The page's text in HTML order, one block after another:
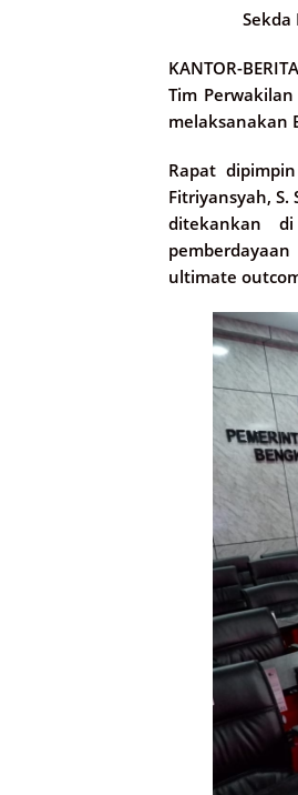
Sekda
KANTOR-
Tim
melaksanakan
Rapat
Fitriyansyah,
ditekankan
ultimate